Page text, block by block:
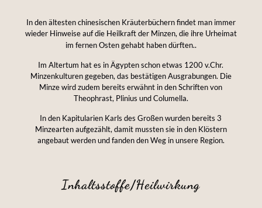
In den ältesten chinesischen Kräuterbüchern findet man immer
wieder Hinweise auf die Heilkraft der Minzen, die ihre Urheimat
im fernen Osten gehabt haben dürften..
Im Altertum hat es in Ägypten schon etwas 1200 v.Chr.
Minzenkulturen gegeben, das bestätigen Ausgrabungen. Die
Minze wird zudem bereits erwähnt in den Schriften von
Theophrast, Plinius und Columella.
In den Kapitularien Karls des Großen wurden bereits 3
Minzearten aufgezählt, damit mussten sie in den Klöstern
angebaut werden und fanden den Weg in unsere Region.
Inhaltsstoffe/Heilwirkung